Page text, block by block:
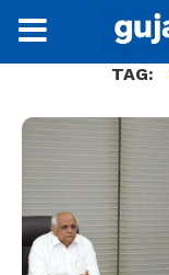
TAG: